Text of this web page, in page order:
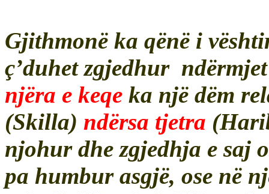
Gjithmonë ka qënë i
ç’duhet zgjedhur
njëra e keqe ka një dëm
(Skilla) ndërsa tjetra
njohur dhe zgjedhja e saj
pa humbur asgjë, ose në